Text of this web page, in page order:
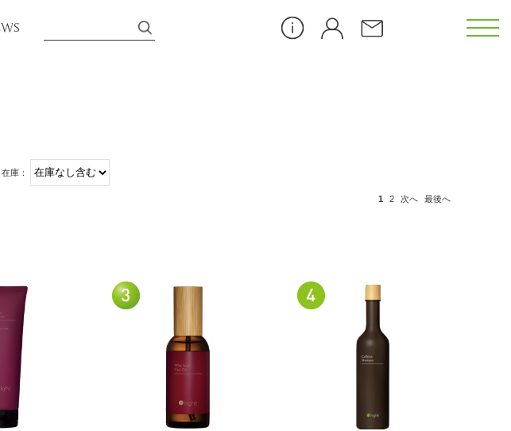
バンブー（BB）
ゴールデンローズ（GR）
パープルローズ（PR）
アイス クーリング（ICE）
在庫：
1 2 次へ 最後へ